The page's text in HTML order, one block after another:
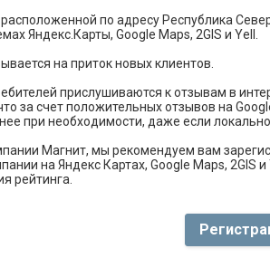
по адресу Республика
Яндекс.Карты, Google Maps, 2GIS и Yell.
на приток новых клиентов.
прислушиваются к отзывам в
за счет положительных отзывов на
при необходимости, даже если
Магнит, мы рекомендуем вам
на Яндекс Картах, Google Maps,
рейтинга.